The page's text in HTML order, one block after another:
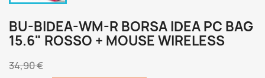
BU-BIDEA-WM-R BORSA IDEA PC BAG
15.6" ROSSO + MOUSE WIRELESS
34,90 €